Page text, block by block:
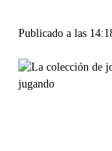
Publicado a las
jugando